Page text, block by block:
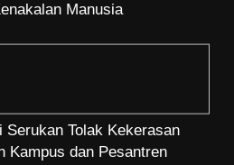
Manusia
Serukan Tolak Kekerasan
Kampus dan Pesantren